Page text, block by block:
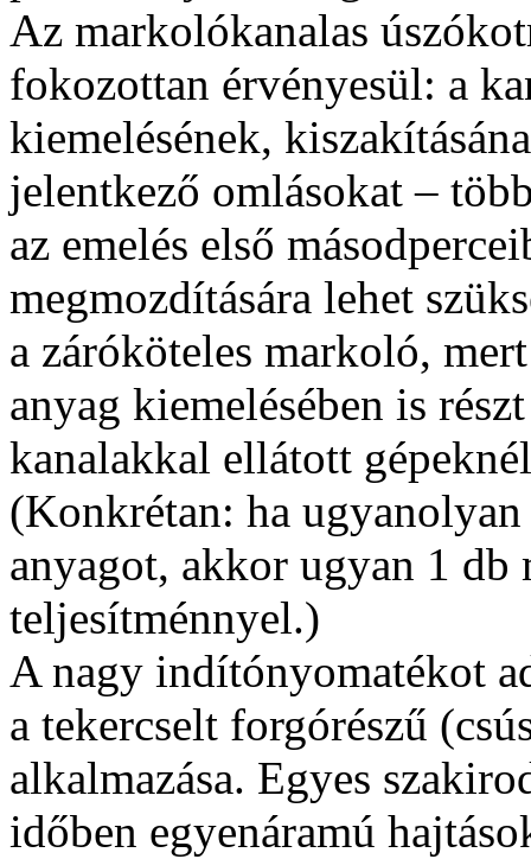
Az markolókanalas
fokozottan érvényesül: a
kiemelésének,
jelentkező omlásokat –
az emelés első
megmozdítására lehet
a záróköteles markoló,
anyag kiemelésében is
kanalakkal ellátott
(Konkrétan: ha
anyagot, akkor ugyan 1 db
teljesítménnyel.)
A nagy indítónyomatékot
a tekercselt forgórészű
alkalmazása. Egyes
időben egyenáramú